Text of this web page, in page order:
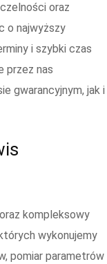
oraz
o najwyższy
i szybki czas
przez nas
gwarancyjnym, jak i
kompleksowy
wykonujemy
pomiar parametrów